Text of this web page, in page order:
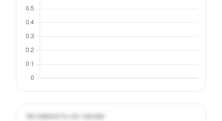
Активность по часам